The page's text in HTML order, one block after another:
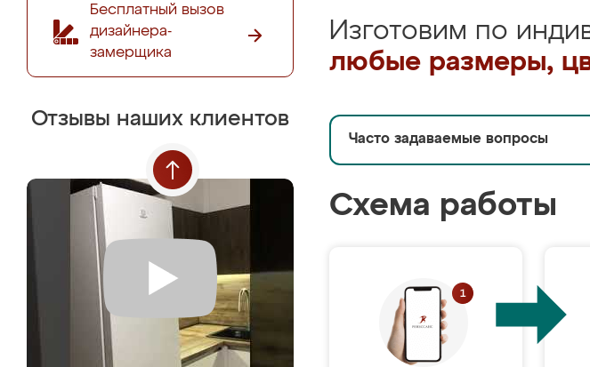
Бесплатный вызов
дизайнера-
замерщика
Отзывы наших клиентов
Изготовим по
любые размеры,
Часто задаваемые вопросы
Схема работы